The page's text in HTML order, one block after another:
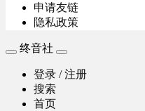
申请友链
隐私政策
终音社
登录 / 注册
搜索
首页